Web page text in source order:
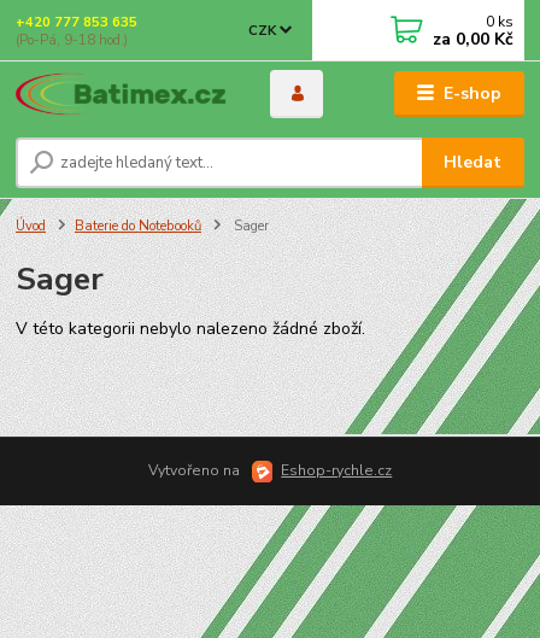
E-shop
CZK
Hledat
+420 777 853 635
(Po-Pá, 9-18 hod.)
0 ks
za 0,00 Kč
Úvod Baterie do Notebooků Sager
Sager
V této kategorii nebylo nalezeno žádné zboží.
Vytvořeno na Eshop-rychle.cz